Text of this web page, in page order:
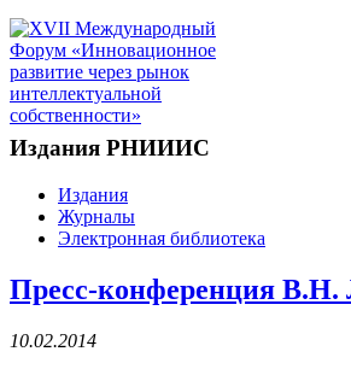
Издания РНИИИС
Издания
Журналы
Электронная библиотека
Пресс-конференция
10.02.2014